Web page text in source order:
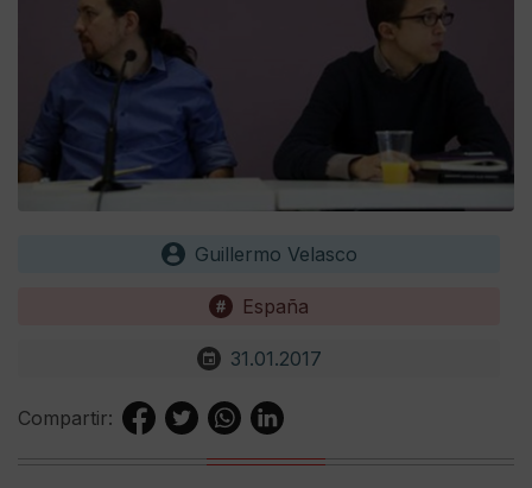
Guillermo Velasco
España
31.01.2017
Compartir: